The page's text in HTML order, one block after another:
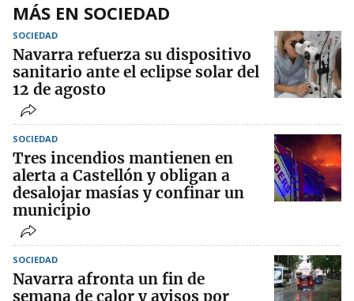
MÁS EN SOCIEDAD
SOCIEDAD
Navarra refuerza su dispositivo
sanitario ante el eclipse solar del
12 de agosto
SOCIEDAD
Tres incendios mantienen en
alerta a Castellón y obligan a
desalojar masías y confinar un
municipio
SOCIEDAD
Navarra afronta un fin de
semana de calor y avisos por